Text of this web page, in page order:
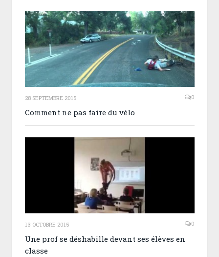
28 SEPTEMBRE 2015 0
Comment ne pas faire du vélo
13 OCTOBRE 2015 0
Une prof se déshabille devant ses élèves en
classe